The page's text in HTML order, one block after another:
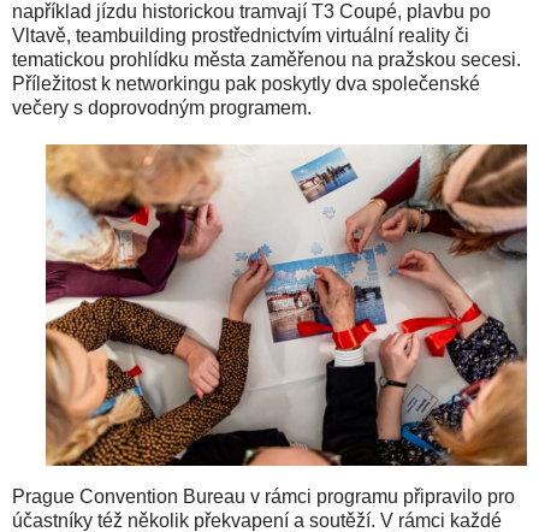
například jízdu historickou tramvají T3 Coupé, plavbu po
Vltavě, teambuilding prostřednictvím virtuální reality či
tematickou prohlídku města zaměřenou na pražskou secesi.
Příležitost k networkingu pak poskytly dva společenské
večery s doprovodným programem.
Prague Convention Bureau v rámci programu připravilo pro
účastníky též několik překvapení a soutěží. V rámci každé